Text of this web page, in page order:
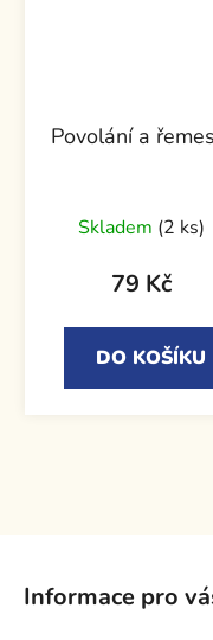
Povolání a
Skladem (2 ks)
79 Kč
DO KOŠÍKU
Informace pro